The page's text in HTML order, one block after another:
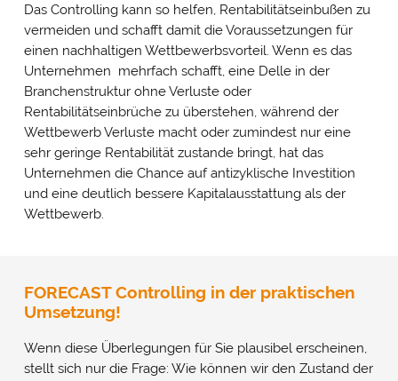
Das Controlling kann so helfen, Rentabilitätseinbußen zu
vermeiden und schafft damit die Voraussetzungen für
einen nachhaltigen Wettbewerbsvorteil. Wenn es das
Unternehmen mehrfach schafft, eine Delle in der
Branchenstruktur ohne Verluste oder
Rentabilitätseinbrüche zu überstehen, während der
Wettbewerb Verluste macht oder zumindest nur eine
sehr geringe Rentabilität zustande bringt, hat das
Unternehmen die Chance auf antizyklische Investition
und eine deutlich bessere Kapitalausstattung als der
Wettbewerb.
FORECAST Controlling in der praktischen
Umsetzung!
Wenn diese Überlegungen für Sie plausibel erscheinen,
stellt sich nur die Frage: Wie können wir den Zustand der